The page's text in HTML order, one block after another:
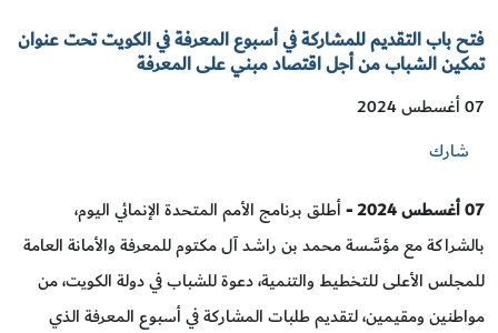
فتح باب التقديم للمشاركة في أسبوع المعرفة في الكويت تحت عنوان
تمكين الشباب من أجل اقتصاد مبني على المعرفة
07 أغسطس 2024
شارك
07 أغسطس 2024 -
أطلق برنامج الأمم المتحدة الإنمائي اليوم،
بالشراكة مع مؤسَّسة محمد بن راشد آل مكتوم للمعرفة والأمانة العامة
للمجلس الأعلى للتخطيط والتنمية، دعوة للشباب في دولة الكويت، من
مواطنين ومقيمين، لتقديم طلبات المشاركة في أسبوع المعرفة الذي